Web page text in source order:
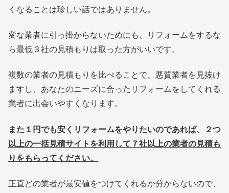
くなることは珍しい話ではありません。
変な業者に引っ掛からないためにも、リフォームをするな
ら最低３社の見積もりは取った方がいいです。
複数の業者の見積もりを比べることで、悪質業者を見抜け
ますし、あなたのニーズに合ったリフォームをしてくれる
業者に出会いやすくなります。
また１円でも安くリフォームをやりたいのであれば、２つ
以上の一括見積サイトを利用して７社以上の業者の見積も
りをもらってください。
正直どの業者が最安値をつけてくれるか分からないので、